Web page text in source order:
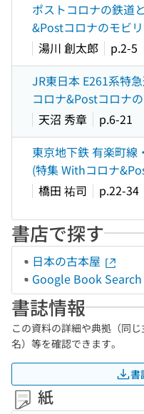
ポストコロナの鉄道
&Postコロナのモビ
湯川 創太郎
p.2-5
JR東日本 E261系特
コロナ&Postコロナ
天沼 秀章
p.6-21
東京地下鉄 有楽町線
(特集 Withコロナ
橋田 祐司
p.22-34
書店で探す
日本の古本屋
Google Book Search
書誌情報
この資料の詳細や典拠（同
名）等を確認できます。
書
紙